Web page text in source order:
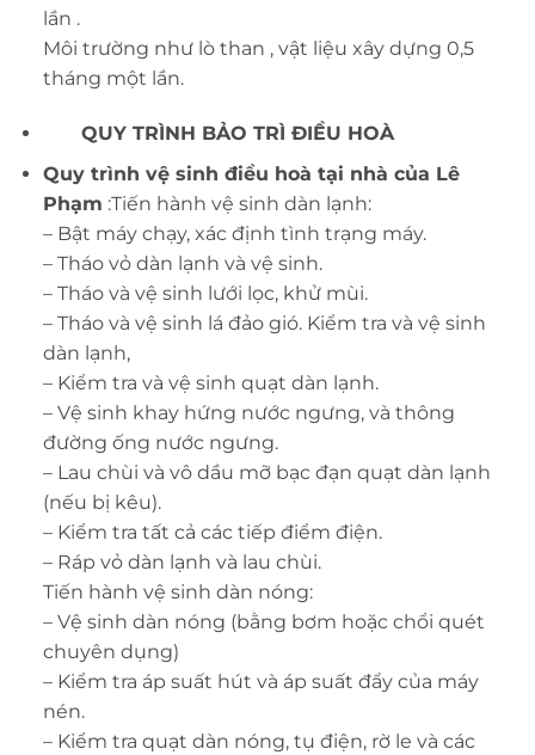
lần .
Môi trường như lò than , vật liệu xây dựng 0,5
tháng một lần.
QUY TRÌNH BẢO TRÌ ĐIỀU HOÀ
Quy trình vệ sinh điều hoà tại nhà của Lê
Phạm :Tiến hành vệ sinh dàn lạnh:
– Bật máy chạy, xác định tình trạng máy.
– Tháo vỏ dàn lạnh và vệ sinh.
– Tháo và vệ sinh lưới lọc, khử mùi.
– Tháo và vệ sinh lá đảo gió. Kiểm tra và vệ sinh
dàn lạnh,
– Kiểm tra và vệ sinh quạt dàn lạnh.
– Vệ sinh khay hứng nước ngưng, và thông
đường ống nước ngưng.
– Lau chùi và vô dầu mỡ bạc đạn quạt dàn lạnh
(nếu bị kêu).
– Kiểm tra tất cả các tiếp điểm điện.
– Ráp vỏ dàn lạnh và lau chùi.
Tiến hành vệ sinh dàn nóng:
– Vệ sinh dàn nóng (bằng bơm hoặc chổi quét
chuyên dụng)
– Kiểm tra áp suất hút và áp suất đẩy của máy
nén.
– Kiểm tra quạt dàn nóng, tụ điện, rờ le và các